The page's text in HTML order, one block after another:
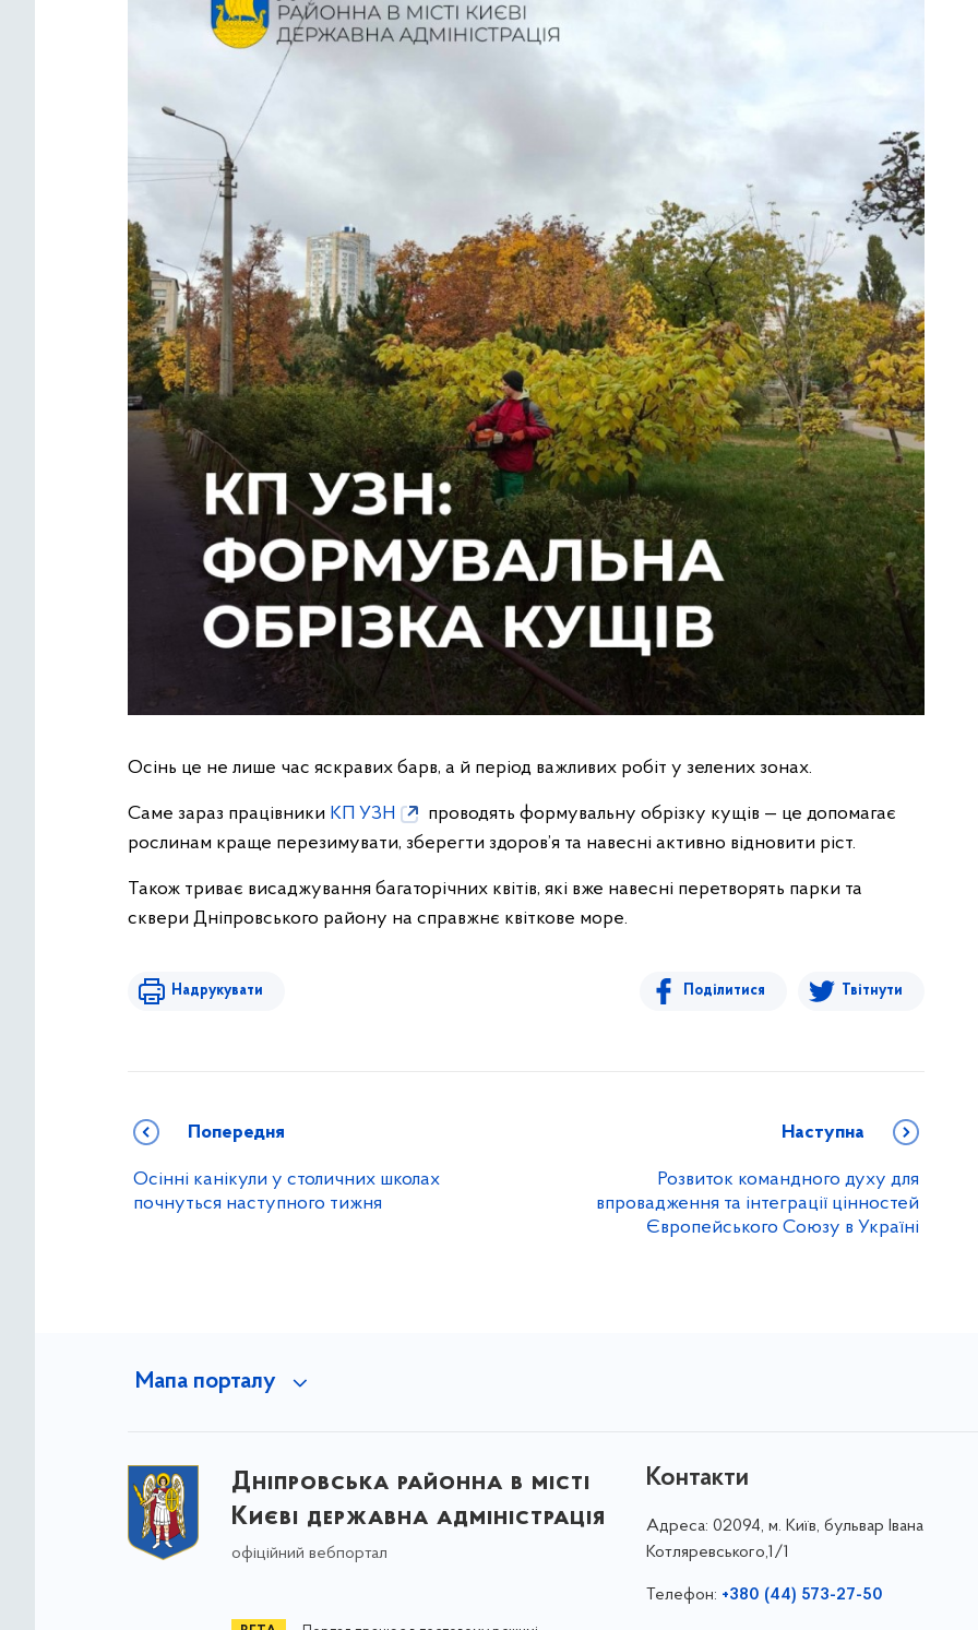
Осінь це не лише час яскравих барв, а й період важливих робіт у зелених зонах.
Саме зараз працівники КП УЗН
проводять формувальну обрізку кущів — це допомагає
рослинам краще перезимувати, зберегти здоров’я та навесні активно відновити ріст.
Також триває висаджування багаторічних квітів, які вже навесні перетворять парки та
сквери Дніпровського району на справжнє квіткове море.
Надрукувати Поділитися Твітнути
Попередня
Осінні канікули у столичних школах
почнуться наступного тижня
Наступна
Розвиток командного духу для
впровадження та інтеграції цінностей
Європейського Союзу в Україні
Мапа порталу
Дніпровська районна в місті
Києві державна адміністрація
офіційний вебпортал
Контакти
Адреса: 02094, м. Київ, бульвар Івана
Котляревського,1/1
Телефон: +380 (44) 573-27-50